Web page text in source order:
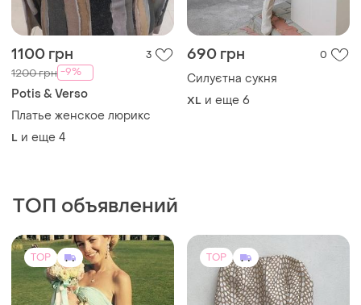
1100 грн 3
1200 грн -9%
Potis & Verso
Платье женское люрикс
L и еще 4
690 грн 0
Силуєтна сукня
XL и еще 6
ТОП объявлений
TOP TOP